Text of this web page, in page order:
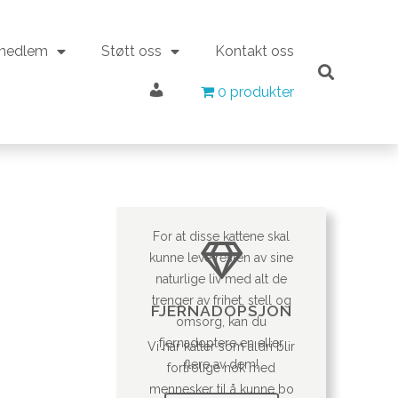
Støtt oss Kontakt oss
Min konto 0 produkter
0 produkter
FJERNADOPSJON
Vi har katter som aldri blir
fortrolige nok med
mennesker til å kunne bo
For at disse kattene skal
kunne leve resten av sine
naturlige liv med alt de
trenger av frihet, stell og
omsorg, kan du
fjernadoptere en eller
flere av dem!